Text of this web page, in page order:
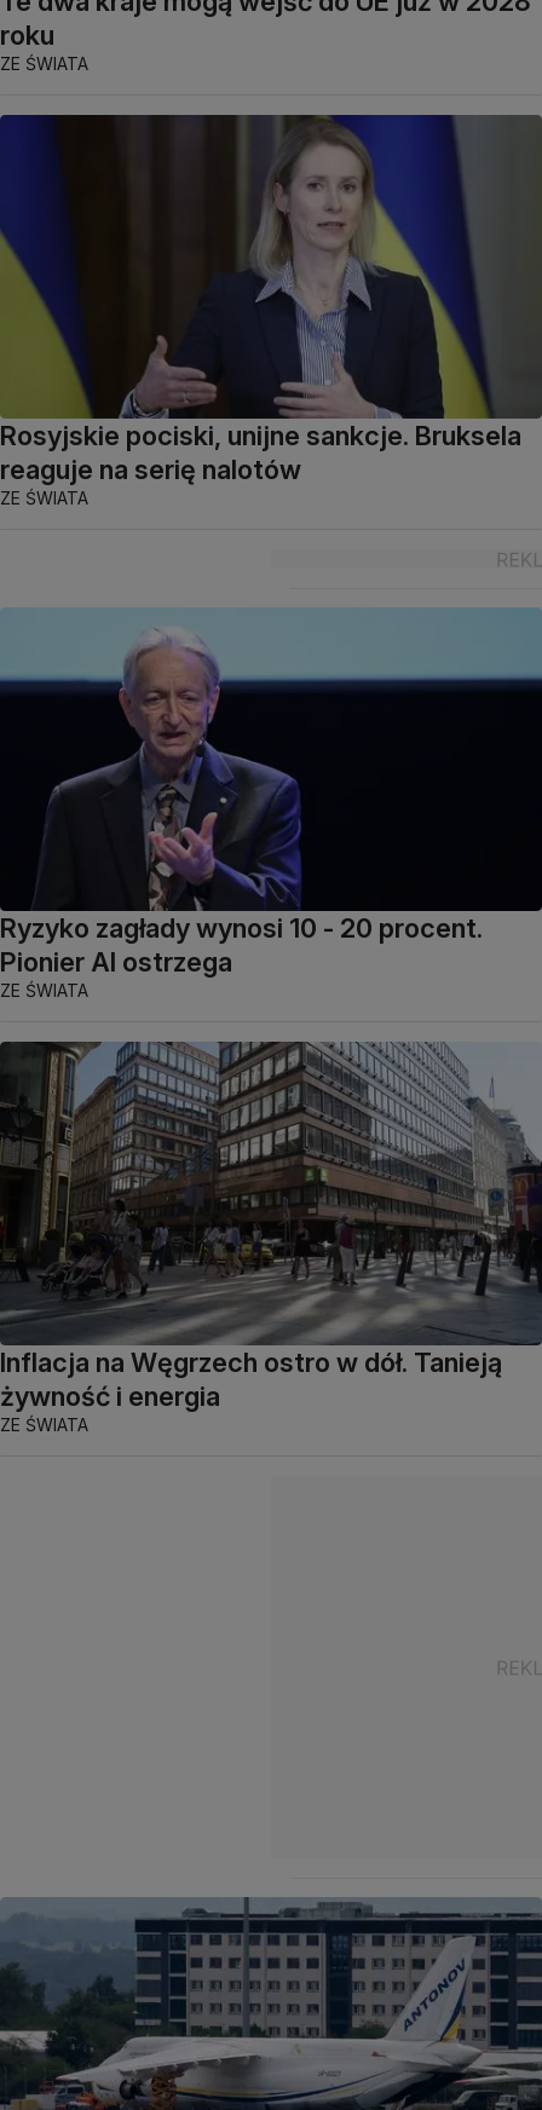
roku
ZE ŚWIATA
Rosyjskie pociski, unijne sankcje. Bruksela
reaguje na serię nalotów
ZE ŚWIATA
Ryzyko zagłady wynosi 10 - 20 procent.
Pionier AI ostrzega
ZE ŚWIATA
Inflacja na Węgrzech ostro w dół. Tanieją
żywność i energia
ZE ŚWIATA